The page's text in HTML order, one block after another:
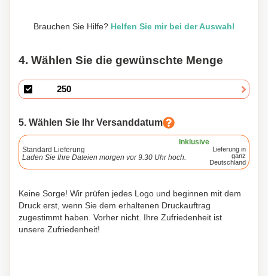
Brauchen Sie Hilfe? Helfen Sie mir bei der Auswahl
4. Wählen Sie die gewünschte Menge
5. Wählen Sie Ihr Versanddatum
Inklusive
Standard Lieferung
Laden Sie Ihre Dateien morgen vor 9.30 Uhr hoch.
Lieferung in
ganz
Deutschland
Keine Sorge! Wir prüfen jedes Logo und beginnen mit dem
Druck erst, wenn Sie dem erhaltenen Druckauftrag
zugestimmt haben. Vorher nicht. Ihre Zufriedenheit ist
unsere Zufriedenheit!